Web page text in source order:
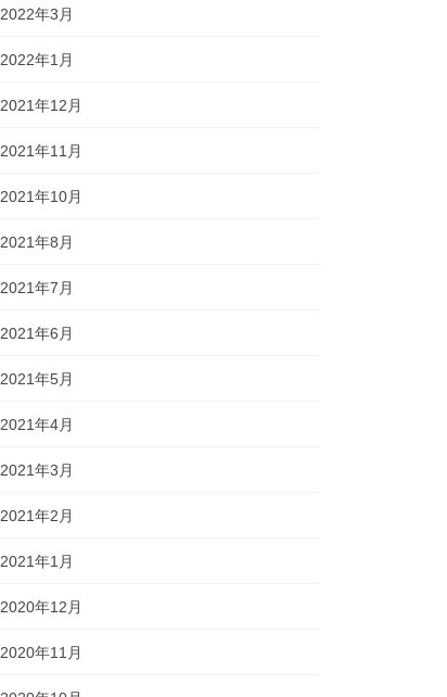
2022年3月
2022年1月
2021年12月
2021年11月
2021年10月
2021年8月
2021年7月
2021年6月
2021年5月
2021年4月
2021年3月
2021年2月
2021年1月
2020年12月
2020年11月